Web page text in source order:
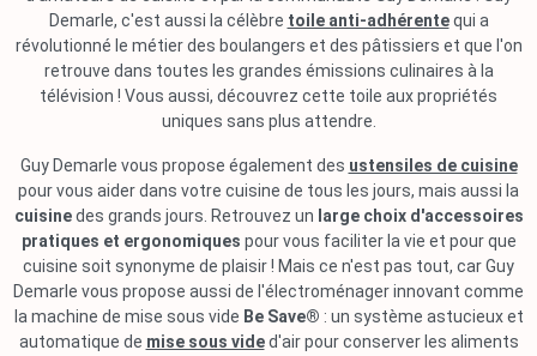
Demarle, c'est aussi la célèbre toile anti-adhérentequi a
révolutionné le métier des boulangers et des pâtissiers et que l'on
retrouve dans toutes les grandes émissions culinaires à la
télévision ! Vous aussi, découvrez cette toile aux propriétés
uniques sans plus attendre.
Guy Demarle vous propose également des ustensiles de cuisine
pour vous aider dans votre cuisine de tous les jours, mais aussi la
cuisinedes grands jours. Retrouvez un large choix d'accessoires
pratiques et ergonomiques pour vous faciliter la vie et pour que
cuisine soit synonyme de plaisir ! Mais ce n'est pas tout, car Guy
Demarle vous propose aussi de l'électroménager innovant comme
la machine de mise sous vide Be Save® : un système astucieux et
automatique de mise sous vided'air pour conserver les aliments